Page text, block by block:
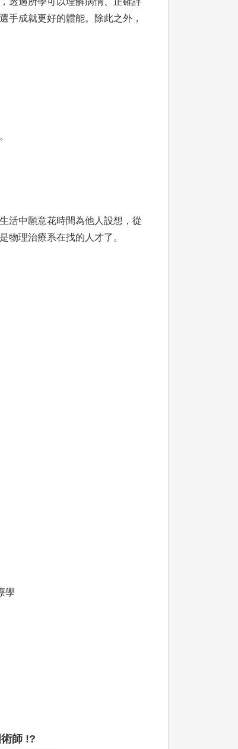
手成就更好的體能。除此之外，
活中願意花時間為他人設想，從
物理治療系在找的人才了。
學
師 !?